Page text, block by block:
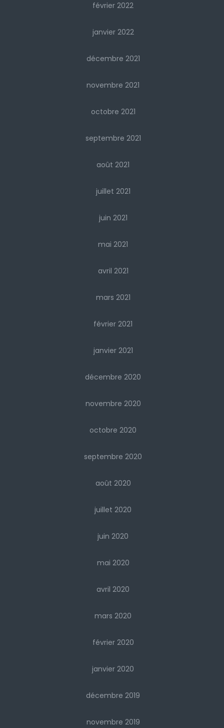
février 2022
janvier 2022
décembre 2021
novembre 2021
octobre 2021
septembre 2021
août 2021
juillet 2021
juin 2021
mai 2021
avril 2021
mars 2021
février 2021
janvier 2021
décembre 2020
novembre 2020
octobre 2020
septembre 2020
août 2020
juillet 2020
juin 2020
mai 2020
avril 2020
mars 2020
février 2020
janvier 2020
décembre 2019
novembre 2019